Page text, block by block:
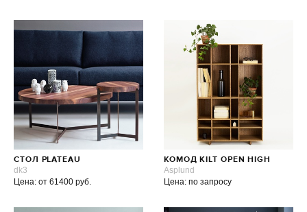
СТОЛ PLATEAU
dk3
Цена: от 61400 руб.
КОМОД KILT OPEN HIGH
Asplund
Цена: по запросу